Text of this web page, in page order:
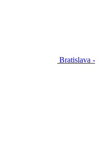
Bratislava -